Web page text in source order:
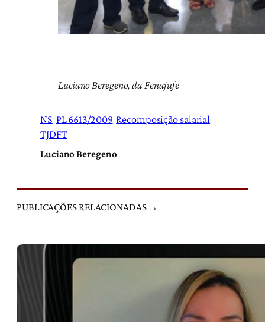
Luciano Beregeno, da Fenajufe
NS PL 6613/2009 Recomposição salarial
TJDFT
Luciano Beregeno
PUBLICAÇÕES RELACIONADAS →